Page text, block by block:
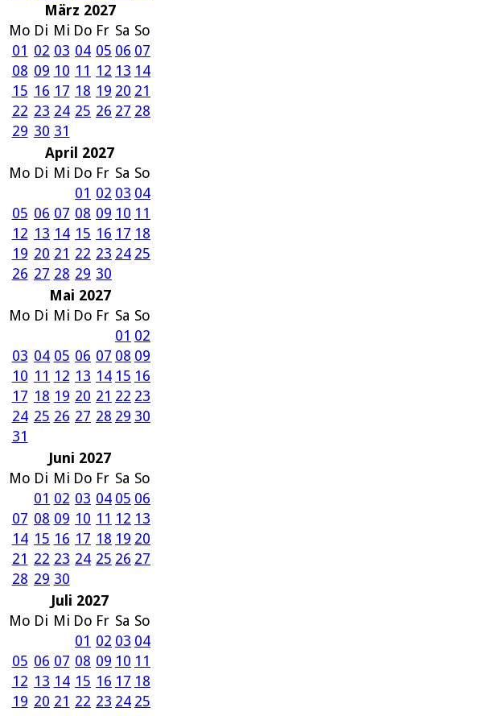
März 2027
Mo Di Mi Do Fr Sa So
01 02 03 04 05 06 07
08 09 10 11 12 13 14
15 16 17 18 19 20 21
22 23 24 25 26 27 28
29 30 31
April 2027
Mo Di Mi Do Fr Sa So
01 02 03 04
05 06 07 08 09 10 11
12 13 14 15 16 17 18
19 20 21 22 23 24 25
26 27 28 29 30
Mai 2027
Mo Di Mi Do Fr Sa So
01 02
03 04 05 06 07 08 09
10 11 12 13 14 15 16
17 18 19 20 21 22 23
24 25 26 27 28 29 30
31
Juni 2027
Mo Di Mi Do Fr Sa So
01 02 03 04 05 06
07 08 09 10 11 12 13
14 15 16 17 18 19 20
21 22 23 24 25 26 27
28 29 30
Juli 2027
Mo Di Mi Do Fr Sa So
01 02 03 04
05 06 07 08 09 10 11
12 13 14 15 16 17 18
19 20 21 22 23 24 25